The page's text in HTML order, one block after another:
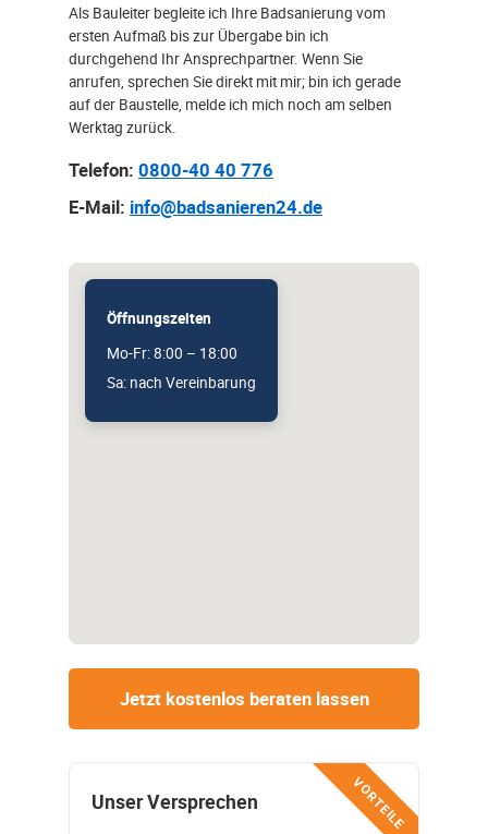
Als Bauleiter begleite ich Ihre Badsanierung vom
ersten Aufmaß bis zur Übergabe bin ich
durchgehend Ihr Ansprechpartner. Wenn Sie
anrufen, sprechen Sie direkt mit mir; bin ich gerade
auf der Baustelle, melde ich mich noch am selben
Werktag zurück.
Telefon: 0800-40 40 776
E-Mail: info@badsanieren24.de
Öffnungszeiten
Mo-Fr: 8:00 – 18:00
Sa: nach Vereinbarung
Jetzt kostenlos beraten lassen
VORTEILE
Unser Versprechen